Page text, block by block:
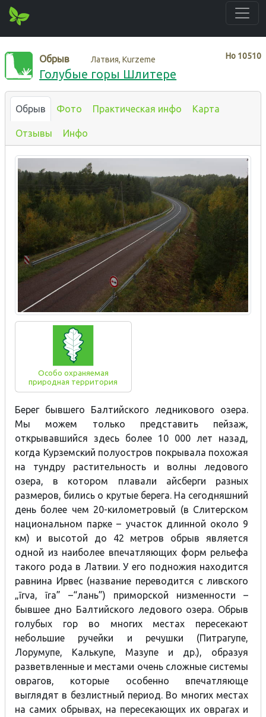
Нo 10510
Обрыв Латвия, Kurzeme
Голубые горы Шлитере
Обрыв Фото Практическая инфо Карта
Отзывы Инфо
Особо охраняемая
природная территория
Берег бывшего Балтийского ледникового озера.
Мы можем только представить пейзаж,
открывавшийся здесь более 10 000 лет назад,
когда Курземский полуостров покрывала похожая
на тундру растительность и волны ледового
озера, в котором плавали айсберги разных
размеров, бились о крутые берега. На сегодняшний
день более чем 20-километровый (в Слитерском
национальном парке – участок длинной около 9
км) и высотой до 42 метров обрыв является
одной из наиболее впечатляющих форм рельефа
такого рода в Латвии. У его подножия находится
равнина Ирвес (название переводится с ливского
„īrva, īra” –“лань”) приморской низменности –
бывшее дно Балтийского ледового озера. Обрыв
голубых гор во многих местах пересекают
небольшие ручейки и речушки (Питрагупе,
Лорумупе, Калькупе, Maзупе и др.), образуя
разветвленные и местами очень сложные системы
оврагов, которые особенно впечатляюще
выглядят в безлистный период. Во многих местах
на самих обрывах, на пересекающих их оврагах и